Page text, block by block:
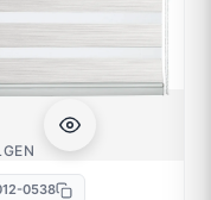
0538